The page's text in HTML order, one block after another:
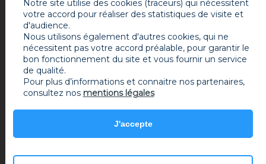
ACTUALITÉS
ESPACE PRESSE
MON COMPTE RAMSAY SERVICES
Notre site utilise des cookies (traceurs) qui nécessitent
votre accord pour réaliser des statistiques de visite et
d'audience.
Nous utilisons également d'autres cookies, qui ne
nécessitent pas votre accord préalable, pour garantir le
bon fonctionnement du site et vous fournir un service
de qualité.
Pour plus d’informations et connaitre nos partenaires,
consultez nos mentions légales
J'accepte